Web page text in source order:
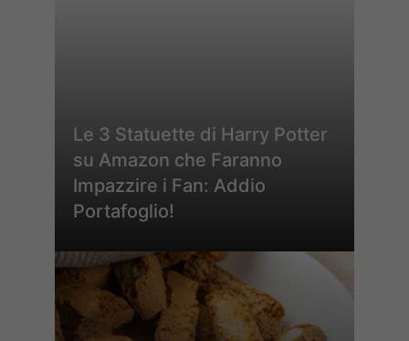
Le 3 Statuette di Harry Potter
su Amazon che Faranno
Impazzire i Fan: Addio
Portafoglio!